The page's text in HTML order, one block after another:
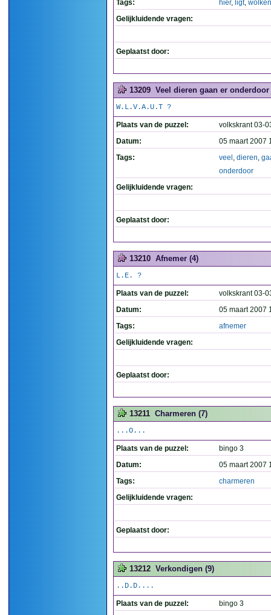
Tags:
hier, ligt,
Gelijkluidende vragen:
Geplaatst door:
13209 Veel dieren gaan er onderdoor
W.L.V.A.U.T ?
Plaats van de puzzel:
volkskrant 03-
Datum:
05 maart 2007
Tags:
veel , dieren,
onderdoor
Gelijkluidende vragen:
Geplaatst door:
13210 Afnemer (4)
L.E. ?
Plaats van de puzzel:
volkskrant 03-
Datum:
05 maart 2007
Tags:
afnemer
Gelijkluidende vragen:
Geplaatst door:
13211 Charmeren (7)
...O...
Plaats van de puzzel:
bingo 3
Datum:
05 maart 2007
Tags:
charmeren
Gelijkluidende vragen:
Geplaatst door:
13212 Verkondigen (9)
..D.D....
Plaats van de puzzel:
bingo 3